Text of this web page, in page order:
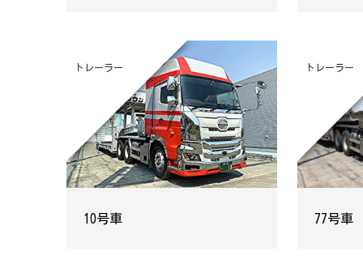
トレーラー
10号車
トレーラー
77号車